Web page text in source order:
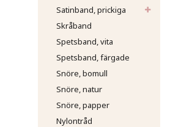
Satinband, prickiga
Skråband
Spetsband, vita
Spetsband, färgade
Snöre, bomull
Snöre, natur
Snöre, papper
Nylontråd